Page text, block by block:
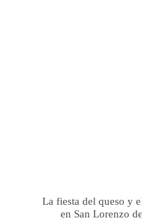
La fiesta del queso y el
en San Lorenzo de